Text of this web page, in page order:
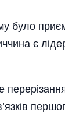
було
є